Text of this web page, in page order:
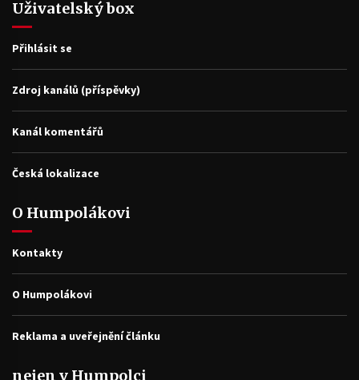
Uživatelský box
Přihlásit se
Zdroj kanálů (příspěvky)
Kanál komentářů
Česká lokalizace
O Humpolákovi
Kontakty
O Humpolákovi
Reklama a uveřejnění článku
nejen v Humpolci